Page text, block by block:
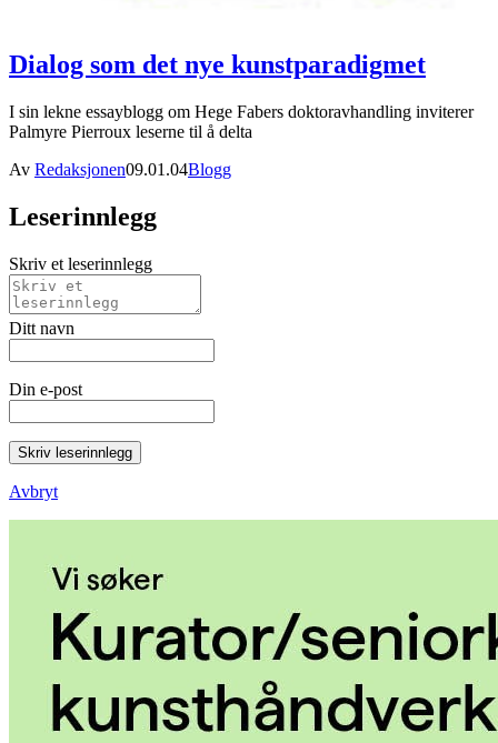
Dialog som det nye kunstparadigmet
I sin lekne essayblogg om Hege Fabers doktoravhandling inviterer
Palmyre Pierroux leserne til å delta
Av Redaksjonen09.01.04Blogg
Leserinnlegg
Skriv et leserinnlegg
Ditt navn
Din e-post
Skriv leserinnlegg
Avbryt